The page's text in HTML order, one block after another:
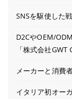
SNSを駆使した
D2CやOEM/
「株式会社GWT
メーカーと消費
イタリア初オー